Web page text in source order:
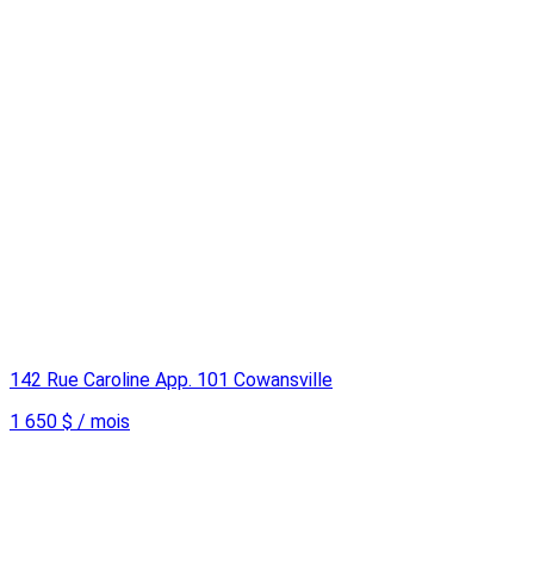
142 Rue Caroline App. 101 Cowansville
1 650 $ / mois